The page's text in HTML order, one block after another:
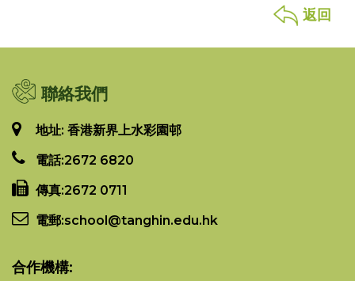
返回
聯絡我們
地址: 香港新界上水彩園邨
電話:2672 6820
傳真:2672 0711
電郵:school@tanghin.edu.hk
合作機構: